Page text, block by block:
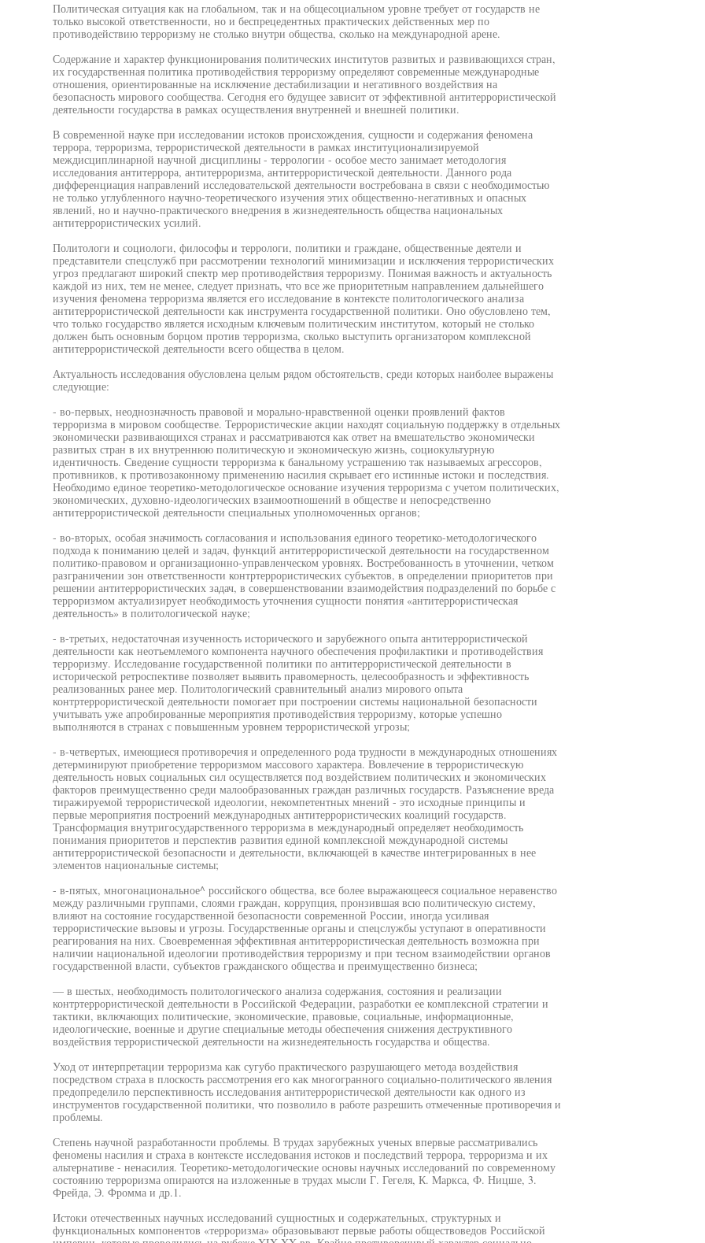
Политическая ситуация как на глобальном, так и на общесоциальном уровне требует от государств не
только высокой ответственности, но и беспрецедентных практических действенных мер по
противодействию терроризму не столько внутри общества, сколько на международной арене.
Содержание и характер функционирования политических институтов развитых и развивающихся стран,
их государственная политика противодействия терроризму определяют современные международные
отношения, ориентированные на исключение дестабилизации и негативного воздействия на
безопасность мирового сообщества. Сегодня его будущее зависит от эффективной антитеррористической
деятельности государства в рамках осуществления внутренней и внешней политики.
В современной науке при исследовании истоков происхождения, сущности и содержания феномена
террора, терроризма, террористической деятельности в рамках институционализируемой
междисциплинарной научной дисциплины - террологии - особое место занимает методология
исследования антитеррора, антитерроризма, антитеррористической деятельности. Данного рода
дифференциация направлений исследовательской деятельности востребована в связи с необходимостью
не только углубленного научно-теоретического изучения этих общественно-негативных и опасных
явлений, но и научно-практического внедрения в жизнедеятельность общества национальных
антитеррористических усилий.
Политологи и социологи, философы и террологи, политики и граждане, общественные деятели и
представители спецслужб при рассмотрении технологий минимизации и исключения террористических
угроз предлагают широкий спектр мер противодействия терроризму. Понимая важность и актуальность
каждой из них, тем не менее, следует признать, что все же приоритетным направлением дальнейшего
изучения феномена терроризма является его исследование в контексте политологического анализа
антитеррористической деятельности как инструмента государственной политики. Оно обусловлено тем,
что только государство является исходным ключевым политическим институтом, который не столько
должен быть основным борцом против терроризма, сколько выступить организатором комплексной
антитеррористической деятельности всего общества в целом.
Актуальность исследования обусловлена целым рядом обстоятельств, среди которых наиболее выражены
следующие:
- во-первых, неоднозначность правовой и морально-нравственной оценки проявлений фактов
терроризма в мировом сообществе. Террористические акции находят социальную поддержку в отдельных
экономически развивающихся странах и рассматриваются как ответ на вмешательство экономически
развитых стран в их внутреннюю политическую и экономическую жизнь, социокультурную
идентичность. Сведение сущности терроризма к банальному устрашению так называемых агрессоров,
противников, к противозаконному применению насилия скрывает его истинные истоки и последствия.
Необходимо единое теоретико-методологическое основание изучения терроризма с учетом политических,
экономических, духовно-идеологических взаимоотношений в обществе и непосредственно
антитеррористической деятельности специальных уполномоченных органов;
- во-вторых, особая значимость согласования и использования единого теоретико-методологического
подхода к пониманию целей и задач, функций антитеррористической деятельности на государственном
политико-правовом и организационно-управленческом уровнях. Востребованность в уточнении, четком
разграничении зон ответственности контртеррористических субъектов, в определении приоритетов при
решении антитеррористических задач, в совершенствовании взаимодействия подразделений по борьбе с
терроризмом актуализирует необходимость уточнения сущности понятия «антитеррористическая
деятельность» в политологической науке;
- в-третьих, недостаточная изученность исторического и зарубежного опыта антитеррористической
деятельности как неотъемлемого компонента научного обеспечения профилактики и противодействия
терроризму. Исследование государственной политики по антитеррористической деятельности в
исторической ретроспективе позволяет выявить правомерность, целесообразность и эффективность
реализованных ранее мер. Политологический сравнительный анализ мирового опыта
контртеррористической деятельности помогает при построении системы национальной безопасности
учитывать уже апробированные мероприятия противодействия терроризму, которые успешно
выполняются в странах с повышенным уровнем террористической угрозы;
- в-четвертых, имеющиеся противоречия и определенного рода трудности в международных отношениях
детерминируют приобретение терроризмом массового характера. Вовлечение в террористическую
деятельность новых социальных сил осуществляется под воздействием политических и экономических
факторов преимущественно среди малообразованных граждан различных государств. Разъяснение вреда
тиражируемой террористической идеологии, некомпетентных мнений - это исходные принципы и
первые мероприятия построений международных антитеррористических коалиций государств.
Трансформация внутригосударственного терроризма в международный определяет необходимость
понимания приоритетов и перспектив развития единой комплексной международной системы
антитеррористической безопасности и деятельности, включающей в качестве интегрированных в нее
элементов национальные системы;
- в-пятых, многонациональное^ российского общества, все более выражающееся социальное неравенство
между различными группами, слоями граждан, коррупция, пронзившая всю политическую систему,
влияют на состояние государственной безопасности современной России, иногда усиливая
террористические вызовы и угрозы. Государственные органы и спецслужбы уступают в оперативности
реагирования на них. Своевременная эффективная антитеррористическая деятельность возможна при
наличии национальной идеологии противодействия терроризму и при тесном взаимодействии органов
государственной власти, субъектов гражданского общества и преимущественно бизнеса;
— в шестых, необходимость политологического анализа содержания, состояния и реализации
контртеррористической деятельности в Российской Федерации, разработки ее комплексной стратегии и
тактики, включающих политические, экономические, правовые, социальные, информационные,
идеологические, военные и другие специальные методы обеспечения снижения деструктивного
воздействия террористической деятельности на жизнедеятельность государства и общества.
Уход от интерпретации терроризма как сугубо практического разрушающего метода воздействия
посредством страха в плоскость рассмотрения его как многогранного социально-политического явления
предопределило перспективность исследования антитеррористической деятельности как одного из
инструментов государственной политики, что позволило в работе разрешить отмеченные противоречия и
проблемы.
Степень научной разработанности проблемы. В трудах зарубежных ученых впервые рассматривались
феномены насилия и страха в контексте исследования истоков и последствий террора, терроризма и их
альтернативе - ненасилия. Теоретико-методологические основы научных исследований по современному
состоянию терроризма опираются на изложенные в трудах мысли Г. Гегеля, К. Маркса, Ф. Ницше, 3.
Фрейда, Э. Фромма и др.1.
Истоки отечественных научных исследований сущностных и содержательных, структурных и
функциональных компонентов «терроризма» образовывают первые работы обществоведов Российской